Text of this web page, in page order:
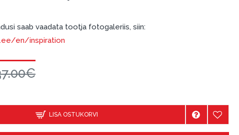
saab vaadata tootja fotogaleriis, siin:
en/inspiration
LISA OSTUKORVI